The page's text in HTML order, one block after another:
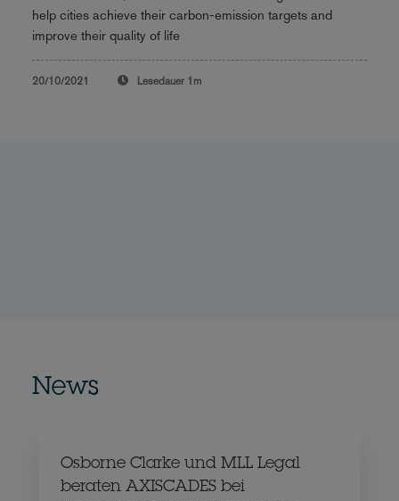
help cities achieve their carbon-emission targets and
improve their quality of life
20/10/2021 Lesedauer 1m
News
Osborne Clarke und MLL Legal
beraten AXISCADES bei